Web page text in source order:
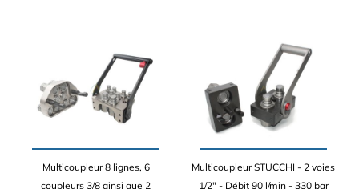
Multicoupleur 8 lignes, 6
coupleurs 3/8 ainsi que 2
Multicoupleur STUCCHI - 2 voies
1/2" - Débit 90 l/min - 330 bar